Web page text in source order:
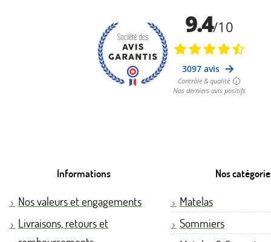
Informations
Nos valeurs et engagements
Livraisons, retours et
Nos
Matelas
Sommiers